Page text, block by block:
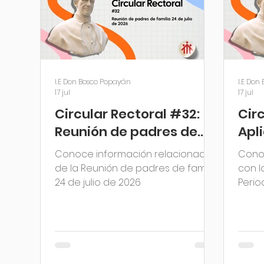
Circular Rectoral #32:
Reunión de padres de
familia 24 de julio de
2026
Conoce información relacionada
de la Reunión de padres de familia
24 de julio de 2026
I.E Don Bosco Popayán
17 jul
SAI
con
I.E
17 jul